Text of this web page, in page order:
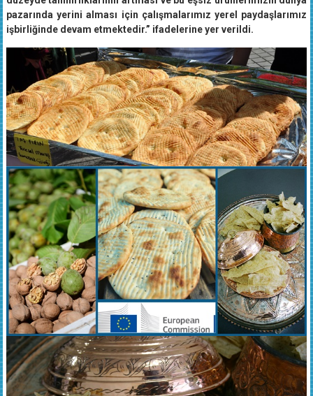
pazarında yerini alması için çalışmalarımız yerel paydaşlarımız
işbirliğinde devam etmektedir.” ifadelerine yer verildi.